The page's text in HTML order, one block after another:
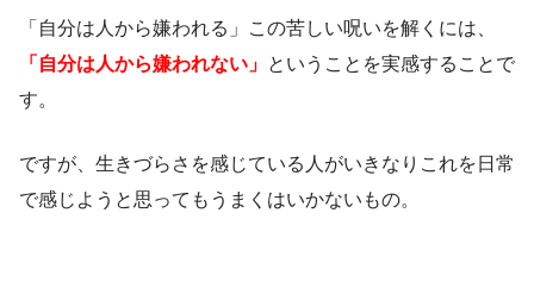
「自分は人から嫌われる」この苦しい呪いを解くには、
「自分は人から嫌われない」 ということを実感することで
す。
ですが、生きづらさを感じている人がいきなりこれを日常
で感じようと思ってもうまくはいかないもの。